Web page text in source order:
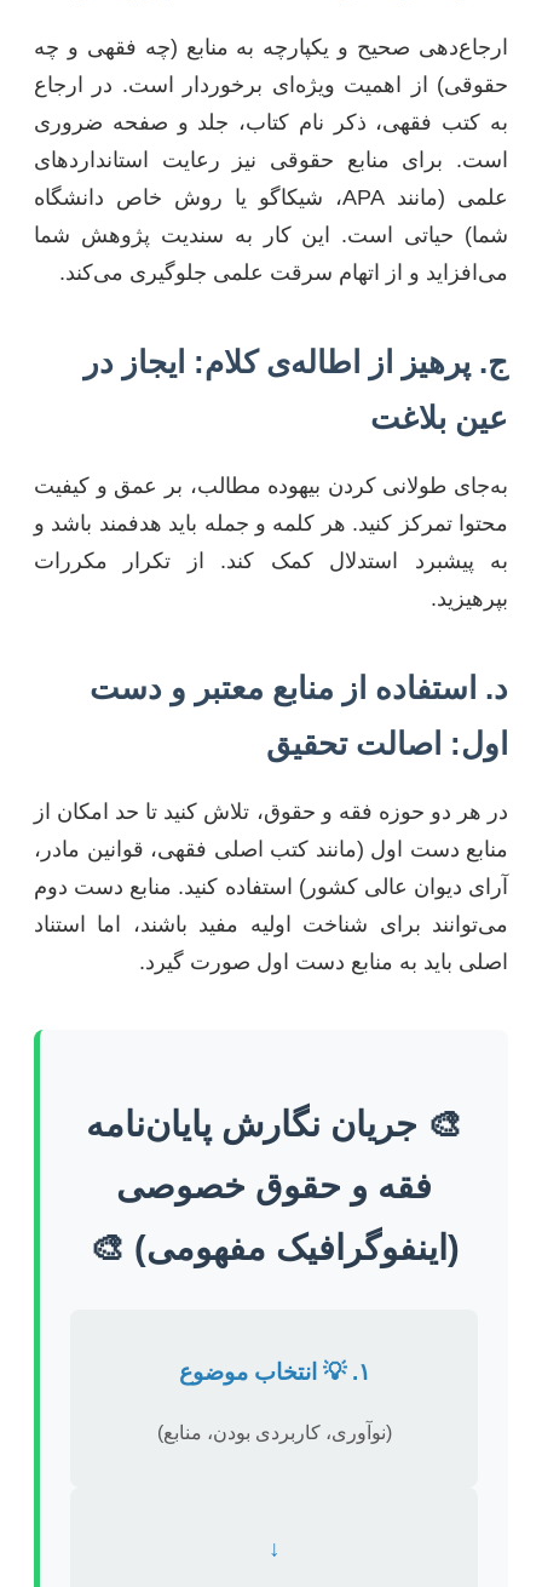
ارجاع‌دهی صحیح و یکپارچه به منابع (چه فقهی و چه
حقوقی) از اهمیت ویژه‌ای برخوردار است. در ارجاع
به کتب فقهی، ذکر نام کتاب، جلد و صفحه ضروری
است. برای منابع حقوقی نیز رعایت استانداردهای
علمی (مانند APA، شیکاگو یا روش خاص دانشگاه
شما) حیاتی است. این کار به سندیت پژوهش شما
می‌افزاید و از اتهام سرقت علمی جلوگیری می‌کند.
ج. پرهیز از اطاله‌ی کلام: ایجاز در
عین بلاغت
به‌جای طولانی کردن بیهوده مطالب، بر عمق و کیفیت
محتوا تمرکز کنید. هر کلمه و جمله باید هدفمند باشد و
به پیشبرد استدلال کمک کند. از تکرار مکررات
بپرهیزید.
د. استفاده از منابع معتبر و دست
اول: اصالت تحقیق
در هر دو حوزه فقه و حقوق، تلاش کنید تا حد امکان از
منابع دست اول (مانند کتب اصلی فقهی، قوانین مادر،
آرای دیوان عالی کشور) استفاده کنید. منابع دست دوم
می‌توانند برای شناخت اولیه مفید باشند، اما استناد
اصلی باید به منابع دست اول صورت گیرد.
🎨 جریان نگارش پایان‌نامه
فقه و حقوق خصوصی
(اینفوگرافیک مفهومی) 🎨
۱. 💡 انتخاب موضوع
(نوآوری، کاربردی بودن، منابع)
↓